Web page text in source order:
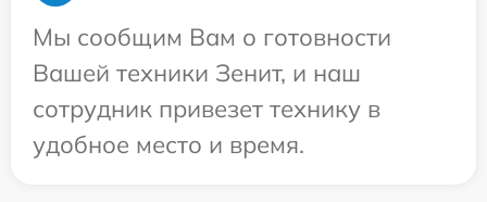
Мы сообщим Вам о готовности
Вашей техники Зенит, и наш
сотрудник привезет технику в
удобное место и время.